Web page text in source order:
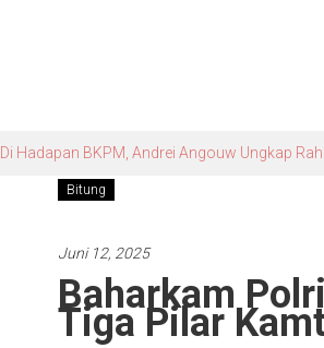
Di Hadapan BKPM, Andrei Angouw Ungkap
Bitung
Juni 12, 2025
Baharkam
Tiga Pilar